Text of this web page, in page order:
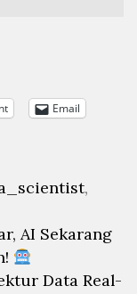
Email
,
AI Sekarang
Data Real-